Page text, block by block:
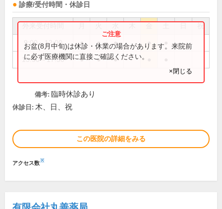
診療/受付時間・休診日
祝
9:00～12:00 ● ● ● ●
15:30～17:30 ● ● ●
お盆(8月中旬)は休診・休業の場合があります。来院前
に必ず医療機関に直接ご確認ください。
×閉じる
備考: 臨時休診あり
休診日: 木、日、祝
この医院の詳細をみる
アクセス数※